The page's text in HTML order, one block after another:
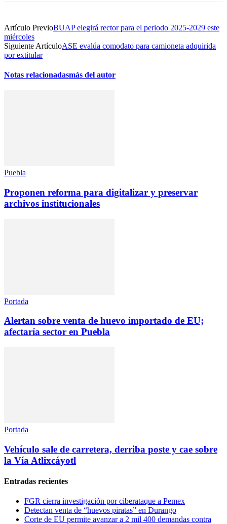
Artículo PrevioBUAP elegirá rector para el periodo 2025-2029 este
miércoles
Siguiente ArtículoASE evalúa comodato para camioneta adquirida
por extitular
Notas relacionadasmás del autor
Puebla
Proponen reforma para digitalizar y preservar
archivos institucionales
Portada
Alertan sobre venta de huevo importado de EU;
afectaría sector en Puebla
Portada
Vehículo sale de carretera, derriba poste y cae sobre
la Vía Atlixcáyotl
Entradas recientes
FGR cierra investigación por ciberataque a Pemex
Detectan venta de “huevos piratas” en Durango
Corte de EU permite avanzar a 2 mil 400 demandas contra